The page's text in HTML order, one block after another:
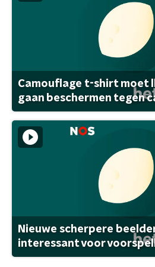
Camouflage t-shirt moet
gaan beschermen tegen
Nieuwe scherpere
interessant voor